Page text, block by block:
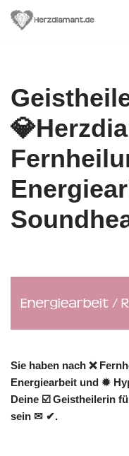
Sie haben nach ❌
Energiearbeit und ✹
Deine ☑️ Geistheilerin
sein ✉ ✔.